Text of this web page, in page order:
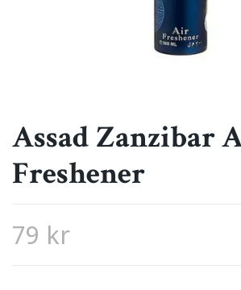
Assad Zanzibar
Freshener
79 kr